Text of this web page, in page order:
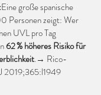
Eine große spanische
Personen zeigt: Wer
UVL pro Tag
62 % höheres Risiko für
.→ Rico-
2019;365:l1949